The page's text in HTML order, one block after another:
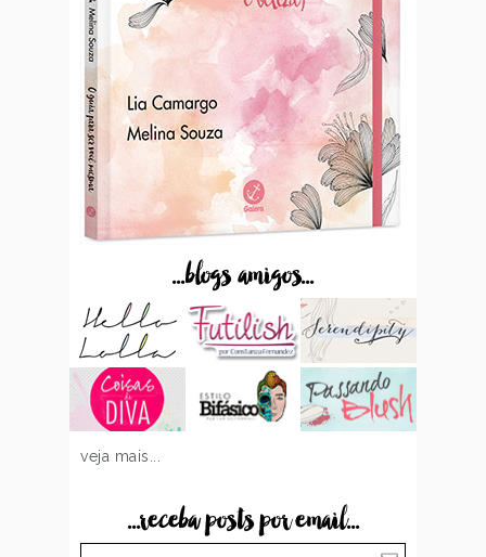
...blogs amigos...
veja mais...
...receba posts por email...